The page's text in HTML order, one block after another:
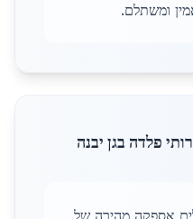
ומשתלם.
פלדה בגן יבנה
אספקה מהירה של